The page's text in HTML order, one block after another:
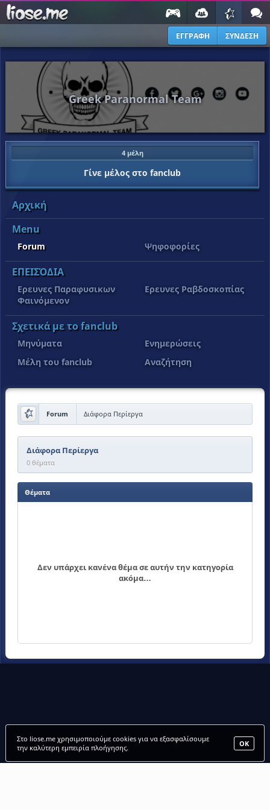
ΕΓΓΡΑΦΗ ΣΥΝΔΕΣΗ
Greek Paranormal Team
4 μέλη
Γίνε μέλος στο fanclub
Αρχική
Menu
Forum Ψηφοφορίες
ΕΠΕΙΣΌΔΙΑ
Έρευνες Παραφυσικων
Φαινόμενον
Έρευνες Ραβδοσκοπίας
Σχετικά με το fanclub
Μηνύματα
Ενημερώσεις
Μέλη του fanclub
Αναζήτηση
Forum Διάφορα Περίεργα
Διάφορα Περίεργα
0 θέματα
Θέματα
Δεν υπάρχει κανένα θέμα σε αυτήν την κατηγορία
ακόμα…
ΟΚ
Στο liose.me χρησιμοποιούμε cookies για να εξασφαλίσουμε
την καλύτερη εμπειρία πλοήγησης.